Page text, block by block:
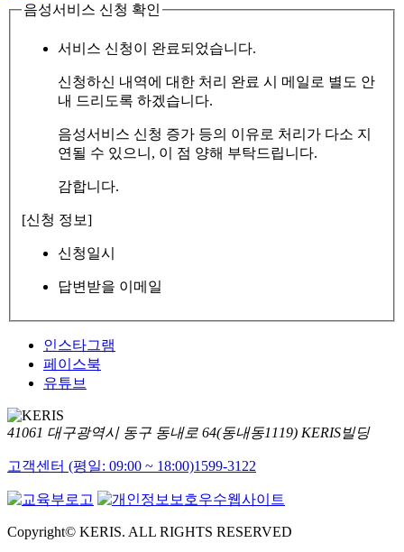
음성서비스 신청 확인
서비스 신청이 완료되었습니다.
신청하신 내역에 대한 처리 완료 시 메일로 별도 안
내 드리도록 하겠습니다.
음성서비스 신청 증가 등의 이유로 처리가 다소 지
연될 수 있으니, 이 점 양해 부탁드립니다.
감합니다.
[신청 정보]
신청일시
답변받을 이메일
인스타그램
페이스북
유튜브
41061 대구광역시 동구 동내로 64(동내동1119) KERIS빌딩
고객센터 (평일: 09:00 ~ 18:00)1599-3122
Copyright© KERIS. ALL RIGHTS RESERVED